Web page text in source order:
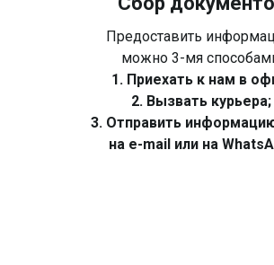
Предоставить
можно 3-мя
1. Приехать к нам в
2. Вызвать курьера;
3. Отправить
на e-mail или на